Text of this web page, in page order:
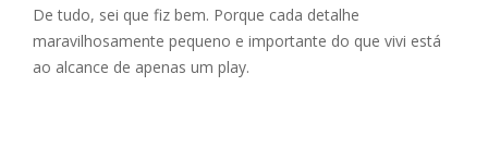
De tudo, sei que fiz bem. Porque cada detalhe
maravilhosamente pequeno e importante do que vivi está
ao alcance de apenas um play.